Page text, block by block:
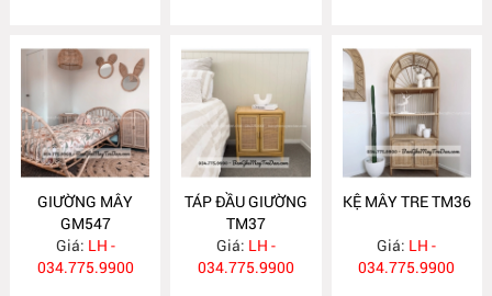
GIƯỜNG MÂY
GM547
Giá: LH -
034.775.9900
TÁP ĐẦU GIƯỜNG
TM37
Giá: LH -
034.775.9900
KỆ MÂY TRE TM36
Giá: LH -
034.775.9900